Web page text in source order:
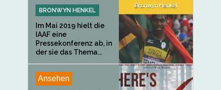
BRONWYN HENKEL
Im Mai 2019 hielt die
IAAF eine
Pressekonferenz ab, in
der sie das Thema...
Ansehen